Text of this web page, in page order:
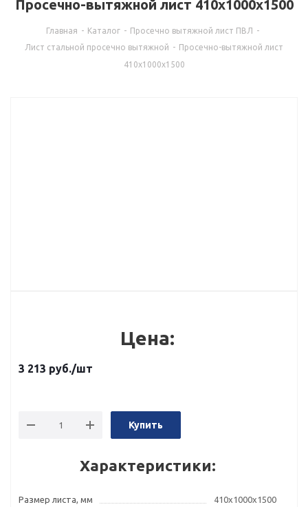
Просечно-вытяжной лист 410х1000х1500
Главная - Каталог - Просечно вытяжной лист ПВЛ -
Лист стальной просечно вытяжной - Просечно-вытяжной лист
410х1000х1500
Цена:
3 213 руб./шт
Купить
Характеристики:
Размер листа, мм
410х1000х1500